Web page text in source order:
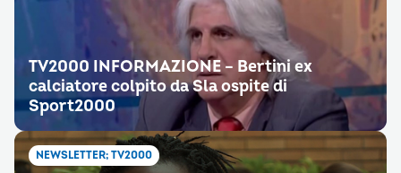
TV2000 INFORMAZIONE – Bertini ex
calciatore colpito da Sla ospite di
Sport2000
NEWSLETTER; TV2000